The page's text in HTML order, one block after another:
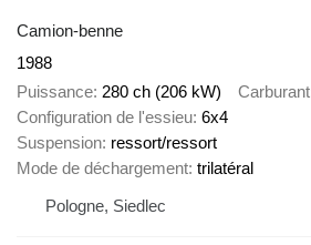
Camion-benne
1988
Puissance 280 ch (206 kW) Carburant
Configuration de l'essieu 6x4
Suspension ressort/ressort
Mode de déchargement trilatéral
Pologne, Siedlec